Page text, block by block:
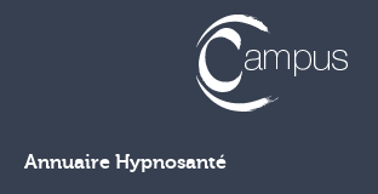
Annuaire Hypnosanté